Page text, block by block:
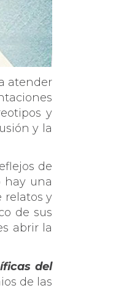
atender
y
y la
de
hay una
relatos y
de sus
abrir la
del
de las